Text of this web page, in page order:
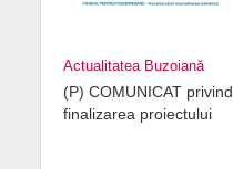
Actualitatea Buzoiană
(P) COMUNICAT privind
finalizarea proiectului